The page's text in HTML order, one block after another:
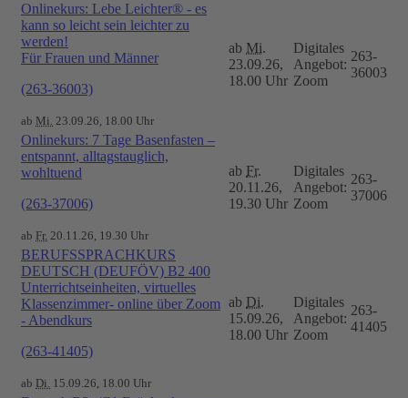
Onlinekurs: Lebe Leichter® - es
kann so leicht sein leichter zu
werden!
Für Frauen und Männer
(263-36003)
ab Mi. 23.09.26, 18.00 Uhr
ab Mi.
23.09.26,
18.00 Uhr
Digitales
Angebot:
Zoom
263-
36003
Onlinekurs: 7 Tage Basenfasten –
entspannt, alltagstauglich,
wohltuend
(263-37006)
ab Fr. 20.11.26, 19.30 Uhr
ab Fr.
20.11.26,
19.30 Uhr
Digitales
Angebot:
Zoom
263-
37006
BERUFSSPRACHKURS
DEUTSCH (DEUFÖV) B2 400
Unterrichtseinheiten, virtuelles
Klassenzimmer- online über Zoom
- Abendkurs
(263-41405)
ab Di. 15.09.26, 18.00 Uhr
ab Di.
15.09.26,
18.00 Uhr
Digitales
Angebot:
Zoom
263-
41405